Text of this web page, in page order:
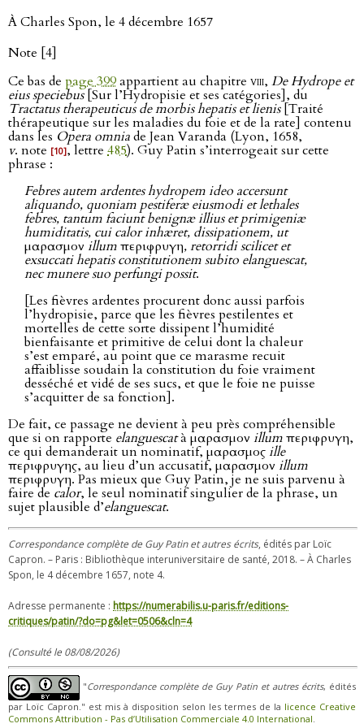
À Charles Spon, le 4 décembre 1657
Note [4]
Ce bas de page 399appartient au chapitre viii, De Hydrope et
eius speciebus[Sur l’Hydropisie et ses catégories], du
Tractatus therapeuticus de morbis hepatis et lienis[Traité
thérapeutique sur les maladies du foie et de la rate] contenu
dans les Opera omniade Jean Varanda (Lyon, 1658,
v. note [10], lettre 485). Guy Patin s’interrogeait sur cette
phrase :
Febres autem ardentes hydropem ideo accersunt
aliquando, quoniam pestiferæ eiusmodi et lethales
febres, tantum faciunt benignæ illius et primigeniæ
humiditatis, cui calor inhæret, dissipationem, ut
μαρασμον illumπεριφρυγη, retorridi scilicet et
exsuccati hepatis constitutionem subito elanguescat,
nec munere suo perfungi possit.
[Les fièvres ardentes procurent donc aussi parfois
l’hydropisie, parce que les fièvres pestilentes et
mortelles de cette sorte dissipent l’humidité
bienfaisante et primitive de celui dont la chaleur
s’est emparé, au point que ce marasme recuit
affaiblisse soudain la constitution du foie vraiment
desséché et vidé de ses sucs, et que le foie ne puisse
s’acquitter de sa fonction].
De fait, ce passage ne devient à peu près compréhensible
que si on rapporte elanguescatà μαρασμον illumπεριφρυγη,
ce qui demanderait un nominatif, μαρασμοςille
περιφρυγης, au lieu d’un accusatif, μαρασμον illum
περιφρυγη. Pas mieux que Guy Patin, je ne suis parvenu à
faire de calor, le seul nominatif singulier de la phrase, un
sujet plausible d’elanguescat.
Correspondance complète de Guy Patin et autres écrits, édités par Loïc
Capron. – Paris : Bibliothèque interuniversitaire de santé, 2018. – À Charles
Spon, le 4 décembre 1657, note 4.
Adresse permanente : https://numerabilis.u-paris.fr/editions-
critiques/patin/?do=pg&let=0506&cln=4
(Consulté le 08/08/2026)
"Correspondance complète de Guy Patin et autres écrits, édités
par Loïc Capron." est mis à disposition selon les termes de la licence Creative
Commons Attribution - Pas d’Utilisation Commerciale 4.0 International.